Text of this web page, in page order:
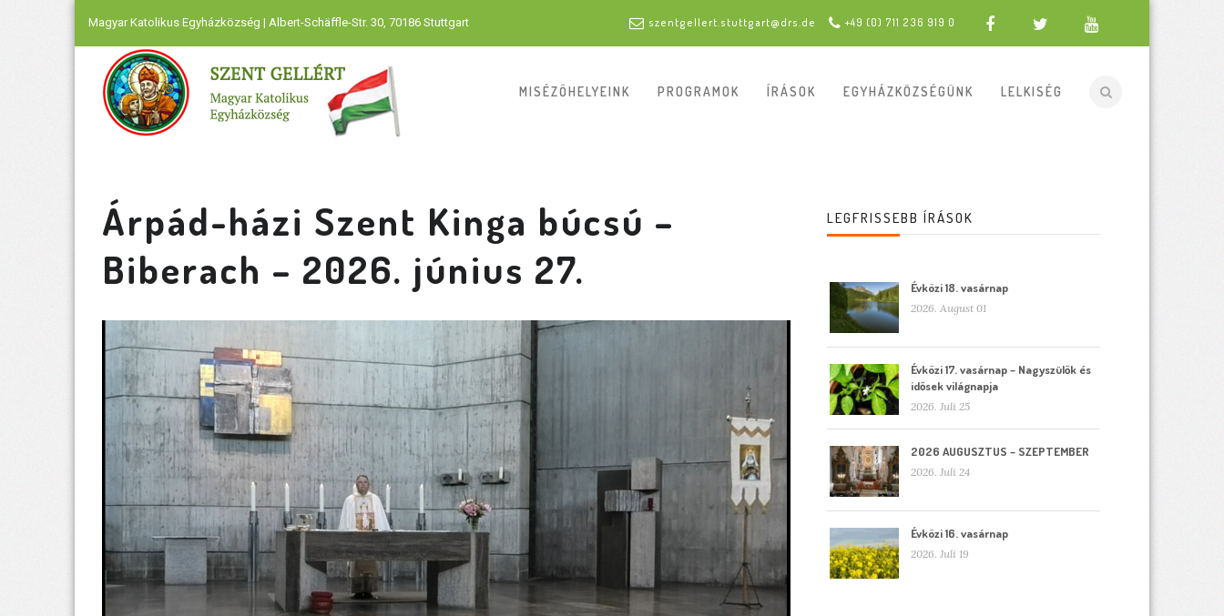
Magyar Katolikus Egyházközség | Albert-Schäffle-Str. 30, 70186 Stuttgart szentgellert.stuttgart@drs.de +49 (0) 711 236 919 0
MISÉZŐHELYEINK PROGRAMOK ÍRÁSOK EGYHÁZKÖZSÉGÜNK LELKISÉG
Árpád-házi Szent Kinga búcsú –
Biberach – 2026. június 27.
LEGFRISSEBB ÍRÁSOK
Évközi 18. vasárnap
2026. August 01
Évközi 17. vasárnap – Nagyszülők és
idősek világnapja
2026. Juli 25
2026 AUGUSZTUS – SZEPTEMBER
2026. Juli 24
Évközi 16. vasárnap
2026. Juli 19